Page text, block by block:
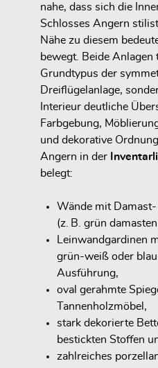
nahe, dass sich die
Schlosses Angern
Nähe zu diesem
bewegt. Beide Anlagen
Grundtypus der
Dreiflügelanlage,
Interieur deutliche
Farbgebung,
und dekorative
Angern in der
belegt:
Wände mit
(z. B. grün
Leinwandgardinen
grün-weiß oder
Ausführung,
oval gerahmte
Tannenholzmöbel,
stark dekorierte
bestickten Stoffen
zahlreiches